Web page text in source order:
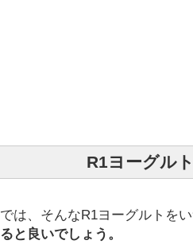
R1ヨーグル
では、そんなR1ヨーグルトを
ると良いでしょう。